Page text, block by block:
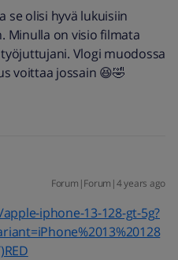
se olisi hyvä lukuisiin
Minulla on visio filmata
Vlogi muodossa
voittaa jossain 😆🤣
Forum|Forum|4 years ago
iphone-13-128-gt-5g?